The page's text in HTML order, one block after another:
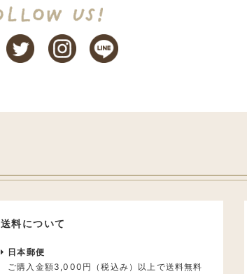
送料について
日本郵便
ご購入金額3,000円（税込み）以上で送料無料